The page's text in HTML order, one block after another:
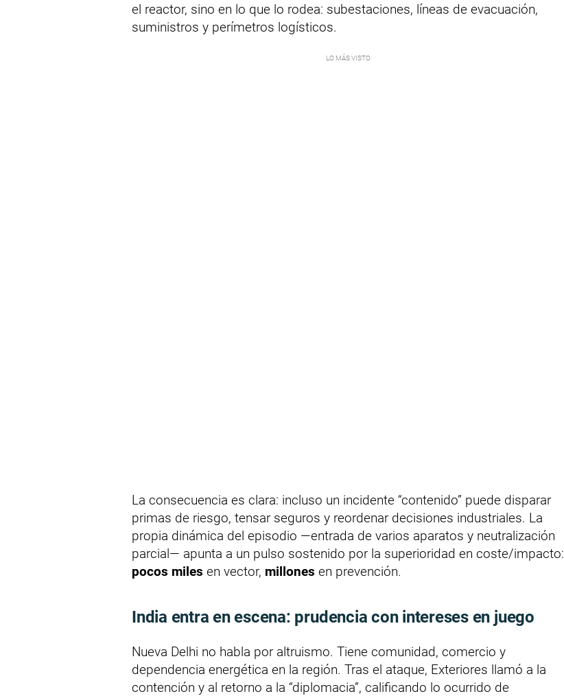
el reactor, sino en lo que lo rodea: subestaciones, líneas de evacuación,
suministros y perímetros logísticos.
La consecuencia es clara: incluso un incidente “contenido” puede disparar
primas de riesgo, tensar seguros y reordenar decisiones industriales. La
propia dinámica del episodio —entrada de varios aparatos y neutralización
parcial— apunta a un pulso sostenido por la superioridad en coste/impacto:
pocos miles en vector, millones en prevención.
India entra en escena: prudencia con intereses en juego
Nueva Delhi no habla por altruismo. Tiene comunidad, comercio y
dependencia energética en la región. Tras el ataque, Exteriores llamó a la
contención y al retorno a la “diplomacia”, calificando lo ocurrido de